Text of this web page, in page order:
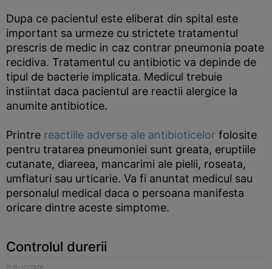
Dupa ce pacientul este eliberat din spital este
important sa urmeze cu strictete tratamentul
prescris de medic in caz contrar pneumonia poate
recidiva. Tratamentul cu antibiotic va depinde de
tipul de bacterie implicata. Medicul trebuie
instiintat daca pacientul are reactii alergice la
anumite antibiotice.
Printre reactiile adverse ale antibioticelor folosite
pentru tratarea pneumoniei sunt greata, eruptiile
cutanate, diareea, mancarimi ale pielii, roseata,
umflaturi sau urticarie. Va fi anuntat medicul sau
personalul medical daca o persoana manifesta
oricare dintre aceste simptome.
Controlul durerii